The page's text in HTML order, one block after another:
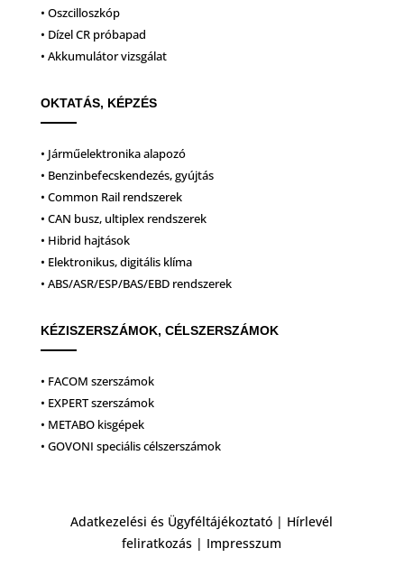
• Oszcilloszkóp
• Dízel CR próbapad
• Akkumulátor vizsgálat
OKTATÁS, KÉPZÉS
• Járműelektronika alapozó
• Benzinbefecskendezés, gyújtás
• Common Rail rendszerek
• CAN busz, ultiplex rendszerek
• Hibrid hajtások
• Elektronikus, digitális klíma
• ABS/ASR/ESP/BAS/EBD rendszerek
KÉZISZERSZÁMOK, CÉLSZERSZÁMOK
• FACOM szerszámok
• EXPERT szerszámok
• METABO kisgépek
• GOVONI speciális célszerszámok
Adatkezelési és Ügyféltájékoztató | Hírlevél
feliratkozás | Impresszum